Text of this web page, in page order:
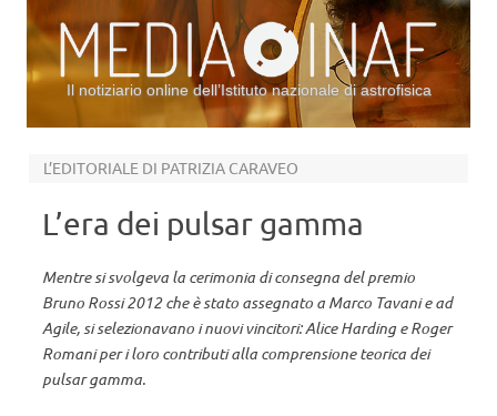
Il notiziario online dell’Istituto nazionale di astrofisica
L’EDITORIALE DI PATRIZIA CARAVEO
L’era dei pulsar gamma
Mentre si svolgeva la cerimonia di consegna del premio
Bruno Rossi 2012 che è stato assegnato a Marco Tavani e ad
Agile, si selezionavano i nuovi vincitori: Alice Harding e Roger
Romani per i loro contributi alla comprensione teorica dei
pulsar gamma.